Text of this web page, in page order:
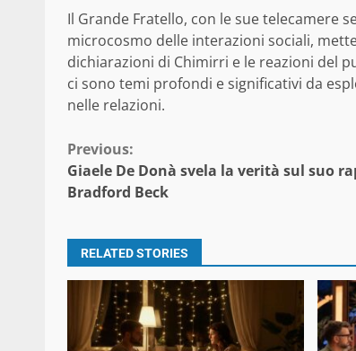
Il Grande Fratello, con le sue telecamere
microcosmo delle interazioni sociali,
dichiarazioni di Chimirri e le reazioni del
ci sono temi profondi e significativi da
nelle relazioni.
Continue
Reading
Previous:
Giaele De Donà svela la verità sul suo
Bradford Beck
RELATED STORIES